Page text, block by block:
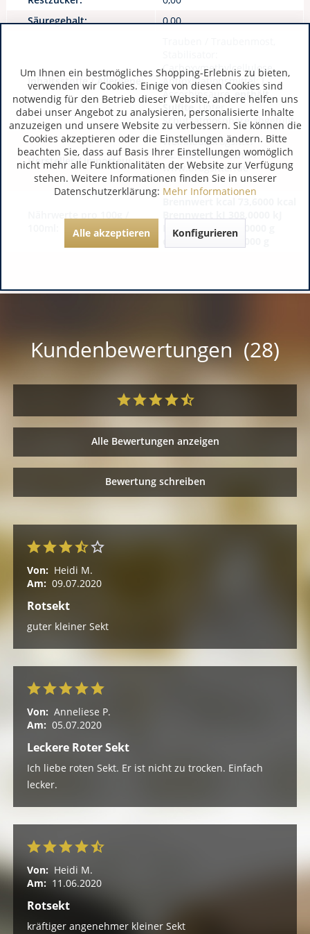
Säuregehalt:
0,00
Inhaltsstoffe / Allergene:
Carboxymethylcellulose,
Antioxidationsmittel: L-
Ascorbinsäure,enthält
Sulfite, Unter
Schutzatmosphäre abgefüllt
Hersteller / Importeur:
WeinhausBrogsitter
DE 53501 Grafschaft
www.brogsitter.de
Kohlenhydrate 3,0000 g
davon Zucker 2,4000 g
Kundenbewertungen (28)
Alle Bewertungen anzeigen
Bewertung schreiben
Von: Heidi M.
Am: 09.07.2020
Rotsekt
guter kleiner Sekt
Von: Anneliese P.
Am: 05.07.2020
Leckere Roter Sekt
Ich liebe roten Sekt. Er ist nicht zu trocken. Einfach
lecker.
Von: Heidi M.
Am: 11.06.2020
Rotsekt
kräftiger angenehmer kleiner Sekt
Um Ihnen ein bestmögliches Shopping-Erlebnis zu bieten,
verwenden wir Cookies. Einige von diesen Cookies sind
notwendig für den Betrieb dieser Website, andere helfen uns
dabei unser Angebot zu analysieren, personalisierte Inhalte
anzuzeigen und unsere Website zu verbessern. Sie können die
Cookies akzeptieren oder die Einstellungen ändern. Bitte
beachten Sie, dass auf Basis Ihrer Einstellungen womöglich
nicht mehr alle Funktionalitäten der Website zur Verfügung
stehen. Weitere Informationen finden Sie in unserer
Datenschutzerklärung: Mehr Informationen
Alle akzeptieren Konfigurieren